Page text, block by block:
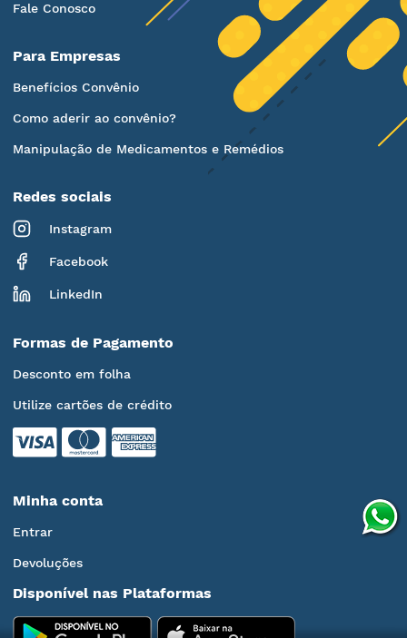
Fale Conosco
Para Empresas
Benefícios Convênio
Como aderir ao convênio?
Manipulação de Medicamentos e Remédios
Redes sociais
Instagram
Facebook
LinkedIn
Formas de Pagamento
Desconto em folha
Utilize cartões de crédito
Minha conta
Entrar
Devoluções
Disponível nas Plataformas